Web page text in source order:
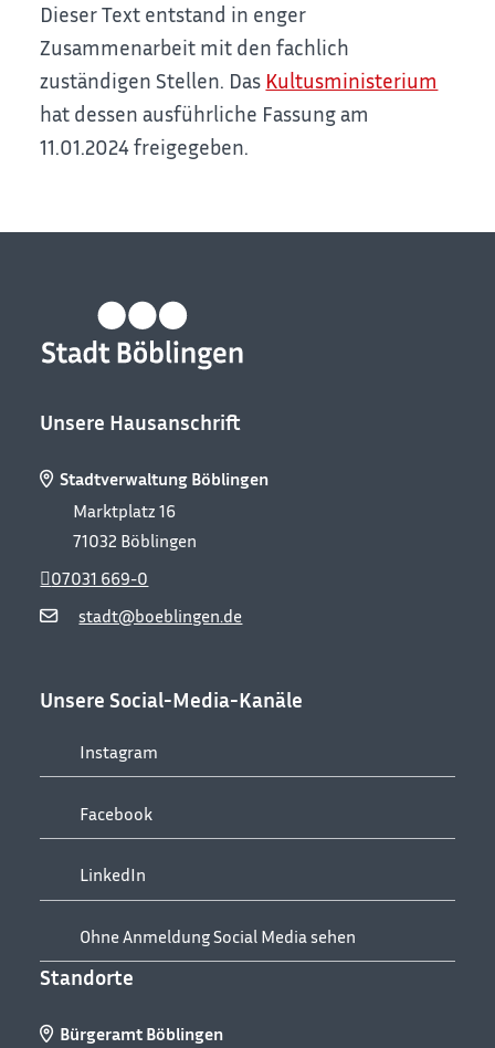
Dieser Text entstand in enger
Zusammenarbeit mit den fachlich
zuständigen Stellen. Das Kultusministerium
hat dessen ausführliche Fassung am
11.01.2024 freigegeben.
Unsere Hausanschrift
Stadtverwaltung Böblingen
Marktplatz 16
71032 Böblingen
stadt@boeblingen.de
07031 669-0
Unsere Social-Media-Kanäle
Instagram
Facebook
LinkedIn
Ohne Anmeldung Social Media sehen
Standorte
Bürgeramt Böblingen